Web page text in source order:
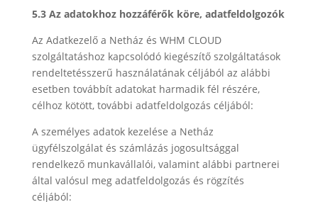
5.3 Az adatokhoz hozzáférők köre, adatfeldolgozók
Az Adatkezelő a Netház és WHM CLOUD
szolgáltatáshoz kapcsolódó kiegészítő szolgáltatások
rendeltetésszerű használatának céljából az alábbi
esetben továbbít adatokat harmadik fél részére,
célhoz kötött, további adatfeldolgozás céljából:
A személyes adatok kezelése a Netház
ügyfélszolgálat és számlázás jogosultsággal
rendelkező munkavállalói, valamint alábbi partnerei
által valósul meg adatfeldolgozás és rögzítés
céljából: